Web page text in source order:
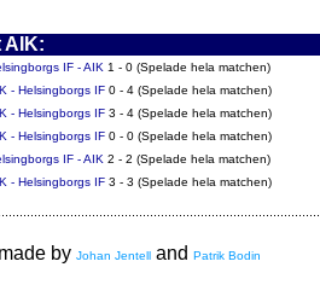
AIK:
IF - AIK 1 - 0 (Spelade hela matchen)
- Helsingborgs IF 0 - 4 (Spelade hela matchen)
- Helsingborgs IF 3 - 4 (Spelade hela matchen)
- Helsingborgs IF 0 - 0 (Spelade hela matchen)
IF - AIK 2 - 2 (Spelade hela matchen)
- Helsingborgs IF 3 - 3 (Spelade hela matchen)
by Johan Jentell and Patrik Bodin